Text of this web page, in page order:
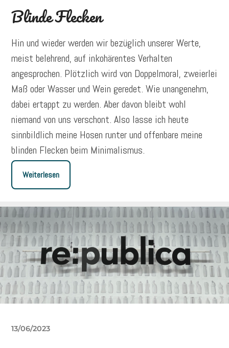
Blinde Flecken
Hin und wieder werden wir bezüglich unserer Werte,
meist belehrend, auf inkohärentes Verhalten
angesprochen. Plötzlich wird von Doppelmoral, zweierlei
Maß oder Wasser und Wein geredet. Wie unangenehm,
dabei ertappt zu werden. Aber davon bleibt wohl
niemand von uns verschont. Also lasse ich heute
sinnbildlich meine Hosen runter und offenbare meine
blinden Flecken beim Minimalismus.
Weiterlesen
13/06/2023